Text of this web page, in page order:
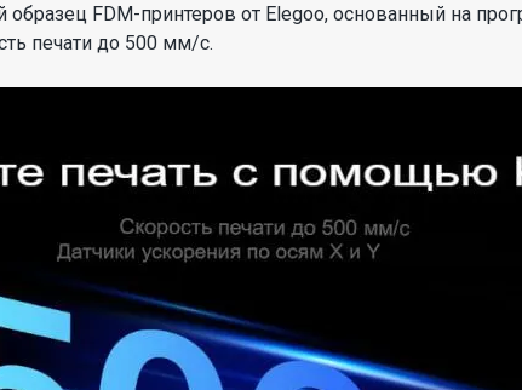
FDM-принтеров от Elegoo, основанный на
печати до 500 мм/с.